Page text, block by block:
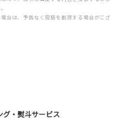
合は、予告なく投稿を削除する場合がござ
グ・熨斗サービス